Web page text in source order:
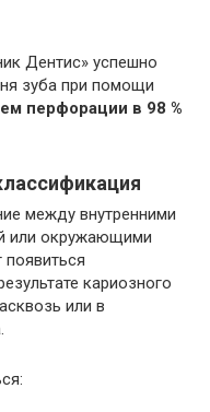
Дентис» успешно
зуба при помощи
перфорации в 98 %
между внутренними
или окружающими
кариозного
или в